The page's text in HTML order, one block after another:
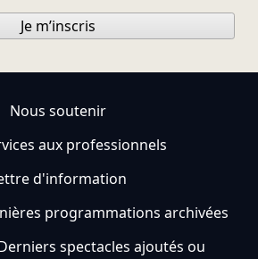
Je m’inscris
Nous soutenir
aux professionnels
d'information
programmations archivées
Derniers spectacles ajoutés ou